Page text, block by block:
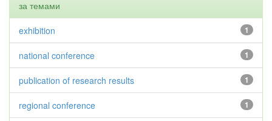
за темами
1
exhibition
1
national conference
1
publication of research results
1
regional conference